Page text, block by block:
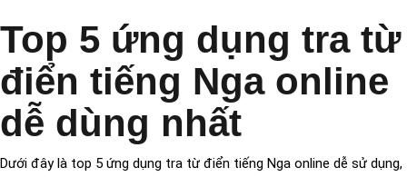
Top 5 ứng dụng tra từ
điển tiếng Nga​ online
dễ dùng nhất
Dưới đây là top 5 ứng dụng tra từ điển tiếng Nga online dễ sử dụng,